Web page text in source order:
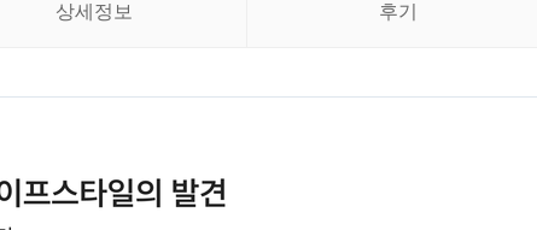
상세정보 후기